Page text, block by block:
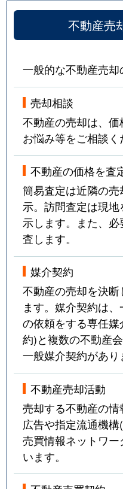
不動産売
一般的な不動産売却
売却相談
不動産の売却は、価
お悩み等をご相談く
不動産の価格を査
簡易査定は近隣の
示。訪問査定は現
示します。また、
査します。
媒介契約
不動産の売却を決
ます。媒介契約は
の依頼をする専任
約)と複数の不動産
一般媒介契約があり
不動産売却活動
売却する不動産の
広告や指定流通機
売買情報ネットワ
います。